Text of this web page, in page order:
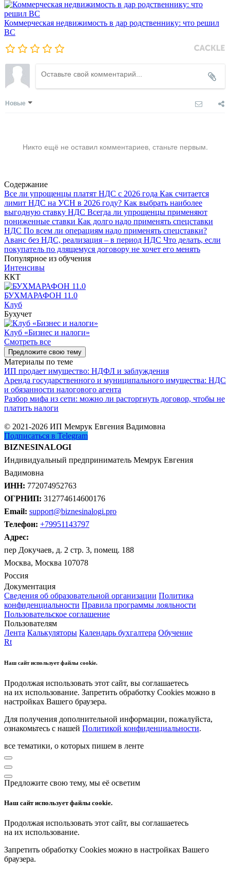
Коммерческая недвижимость в дар родственнику: что решил
ВС
Новые
Никто ещё не оставил комментариев, станьте первым.
Содержание
Все ли упрощенцы платят НДС с 2026 года Как считается
лимит НДС на УСН в 2026 году? Как выбрать наиболее
выгодную ставку НДС Всегда ли упрощенцы применяют
пониженные ставки Как долго надо применять спецставки
НДС По всем ли операциям надо применять спецставки?
Аванс без НДС, реализация – в период НДС Что делать, если
покупатель по длящемуся договору не хочет его менять
Популярное из обучения
Интенсивы
ККТ
БУХМАРАФОН 11.0
Клуб
Бухучет
Клуб «Бизнес и налоги»
Смотреть все
Предложите свою тему
Материалы по теме
ИП продает имущество: НДФЛ и заблуждения
Аренда государственного и муниципального имущества: НДС
и обязанности налогового агента
Разбор мифа из сети: можно ли расторгнуть договор, чтобы не
платить налоги
© 2021-2026 ИП Мемрук Евгения Вадимовна
Подписаться в Telegram
BIZNESINALOGI
Индивидуальный предприниматель Мемрук Евгения
Вадимовна
ИНН: 772074952763
ОГРНИП: 312774614600176
Email: support@biznesinalogi.pro
Телефон: +79951143797
Адрес:
пер Докучаев, д. 2 стр. 3, помещ. 188
Москва, Москва 107078
Россия
Документация
Сведения об образовательной организации Политика
конфиденциальности Правила программы лояльности
Пользовательское соглашение
Пользователям
Лента Калькуляторы Календарь бухгалтера Обучение
Rt
Наш сайт использует файлы cookie.
Продолжая использовать этот сайт, вы соглашаетесь
на их использование. Запретить обработку Cookies можно в
настройках Вашего браузера.
Для получения дополнительной информации, пожалуйста,
ознакомьтесь с нашей Политикой конфиденциальности.
все тематики, о которых пишем в ленте
Предложите свою тему, мы её осветим
Наш сайт использует файлы cookie.
Продолжая использовать этот сайт, вы соглашаетесь
на их использование.
Запретить обработку Cookies можно в настройках Вашего
браузера.